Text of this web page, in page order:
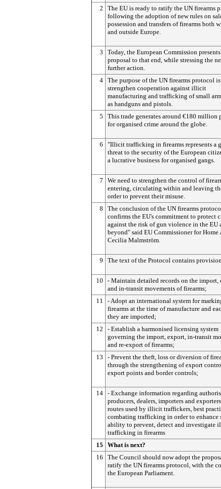
2
The EU is ready to ratify the UN firearms
following the adoption of new rules on
possession and transfers of firearms both
and outside Europe.
3
Today, the European Commission
proposal to that end, while stressing the
further action.
4 The purpose of the UN firearms protocol
strengthen cooperation against illicit
manufacturing and trafficking of small
as handguns and pistols.
5
This trade generates around €180 million
for organised crime around the globe.
6
"Illicit trafficking in firearms represents a
threat to the security of the European
a lucrative business for organised gangs.
7
We need to strengthen the control of
entering, circulating within and leaving
order to prevent their misuse.
8
The conclusion of the UN firearms
confirms the EU's commitment to protect
against the risk of gun violence in the EU
beyond" said EU Commissioner for Home
Cecilia Malmström.
9 The text of the Protocol contains
10
- Maintain detailed records on the import,
and in-transit movements of firearms;
11
- Adopt an international system for
firearms at the time of manufacture and
they are imported;
12
- Establish a harmonised licensing system
governing the import, export, in-transit
and re-export of firearms;
13
- Prevent the theft, loss or diversion of
through the strengthening of export
export points and border controls;
14 - Exchange information regarding
producers, dealers, importers and
routes used by illicit traffickers, best
combating trafficking in order to enhance
ability to prevent, detect and investigate
trafficking in firearms
15
What is next?
16
The Council should now adopt the
ratify the UN firearms protocol, with the
the European Parliament.